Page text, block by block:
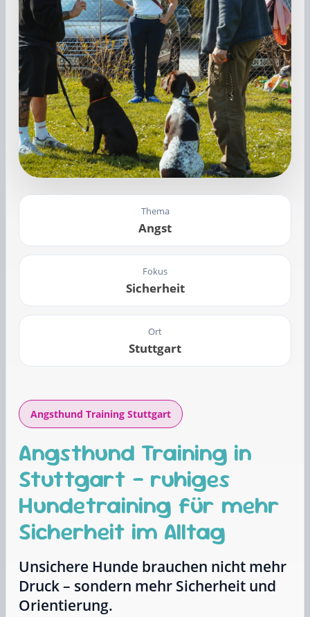
Thema
Angst
Fokus
Sicherheit
Ort
Stuttgart
Angsthund Training Stuttgart
Angsthund Training in
Stuttgart – ruhiges
Hundetraining für mehr
Sicherheit im Alltag
Unsichere Hunde brauchen nicht mehr
Druck – sondern mehr Sicherheit und
Orientierung.